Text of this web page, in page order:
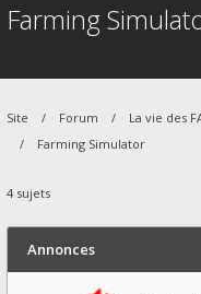
Farming
Site Forum La vie des
Farming Simulator
4 sujets
Annonces